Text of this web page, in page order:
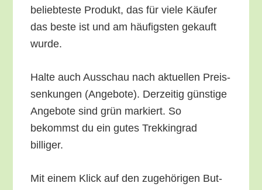
belieb­tes­te Pro­dukt, das für vie­le Käu­fer
das bes­te ist und am häu­figs­ten gekauft
wurde.
Hal­te auch Aus­schau nach aktu­el­len Preis­
sen­kun­gen (Ange­bo­te). Der­zei­tig güns­ti­ge
Ange­bo­te sind grün mar­kiert. So
bekommst du ein gutes Trek­king­rad
billiger.
Mit einem Klick auf den zuge­hö­ri­gen But­